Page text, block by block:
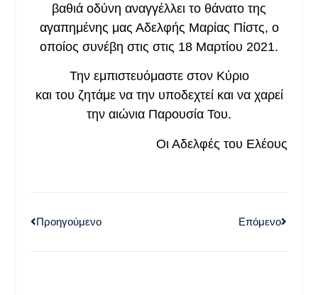
βαθιά οδύνη αναγγέλλει το θάνατο της
αγαπημένης μας Αδελφής Μαρίας Πίστς, ο
οποίος συνέβη στις στις 18 Μαρτίου 2021.
Την εμπιστευόμαστε στον Κύριο
και του ζητάμε να την υποδεχτεί και να χαρεί
την αιώνια Παρουσία Του.
Οι Αδελφές του Ελέους
Προηγούμενο Επόμενο